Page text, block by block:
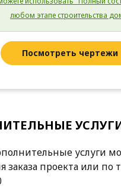
любом этапе строительства
Посмотреть чертежи
услуги
заказа проекта или по